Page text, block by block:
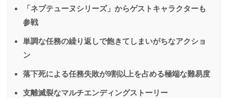
「ネプテューヌシリーズ」からゲストキャラクターも
参戦
単調な任務の繰り返しで飽きてしまいがちなアクショ
ン
落下死による任務失敗が9割以上を占める極端な難易度
支離滅裂なマルチエンディングストーリー